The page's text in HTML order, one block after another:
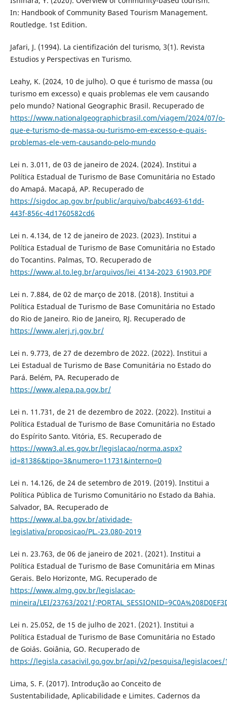
In: Handbook of Community Based Tourism Management.
Routledge. 1st Edition.
Jafari, J. (1994). La cientifización del turismo, 3(1). Revista
Estudios y Perspectivas en Turismo.
Leahy, K. (2024, 10 de julho). O que é turismo de massa (ou
turismo em excesso) e quais problemas ele vem causando
pelo mundo? National Geographic Brasil. Recuperado de
https://www.nationalgeographicbrasil.com/viagem/2024/07/o-
que-e-turismo-de-massa-ou-turismo-em-excesso-e-quais-
problemas-ele-vem-causando-pelo-mundo
Lei n. 3.011, de 03 de janeiro de 2024. (2024). Institui a
Política Estadual de Turismo de Base Comunitária no Estado
do Amapá. Macapá, AP. Recuperado de
https://sigdoc.ap.gov.br/public/arquivo/babc4693-61dd-
443f-856c-4d1760582cd6
Lei n. 4.134, de 12 de janeiro de 2023. (2023). Institui a
Política Estadual de Turismo de Base Comunitária no Estado
do Tocantins. Palmas, TO. Recuperado de
https://www.al.to.leg.br/arquivos/lei_4134-2023_61903.PDF
Lei n. 7.884, de 02 de março de 2018. (2018). Institui a
Política Estadual de Turismo de Base Comunitária no Estado
do Rio de Janeiro. Rio de Janeiro, RJ. Recuperado de
https://www.alerj.rj.gov.br/
Lei n. 9.773, de 27 de dezembro de 2022. (2022). Institui a
Lei Estadual de Turismo de Base Comunitária no Estado do
Pará. Belém, PA. Recuperado de
https://www.alepa.pa.gov.br/
Lei n. 11.731, de 21 de dezembro de 2022. (2022). Institui a
Política Estadual de Turismo de Base Comunitária no Estado
do Espírito Santo. Vitória, ES. Recuperado de
https://www3.al.es.gov.br/legislacao/norma.aspx?
id=81386&tipo=3&numero=11731&interno=0
Lei n. 14.126, de 24 de setembro de 2019. (2019). Institui a
Política Pública de Turismo Comunitário no Estado da Bahia.
Salvador, BA. Recuperado de
https://www.al.ba.gov.br/atividade-
legislativa/proposicao/PL.-23.080-2019
Lei n. 23.763, de 06 de janeiro de 2021. (2021). Institui a
Política Estadual de Turismo de Base Comunitária em Minas
Gerais. Belo Horizonte, MG. Recuperado de
https://www.almg.gov.br/legislacao-
mineira/LEI/23763/2021/
Lei n. 25.052, de 15 de julho de 2021. (2021). Institui a
Política Estadual de Turismo de Base Comunitária no Estado
de Goiás. Goiânia, GO. Recuperado de
https://legisla.casacivil.go.gov.br/api/v2/pesquisa/legislacoes/
Lima, S. F. (2017). Introdução ao Conceito de
Sustentabilidade, Aplicabilidade e Limites. Cadernos da